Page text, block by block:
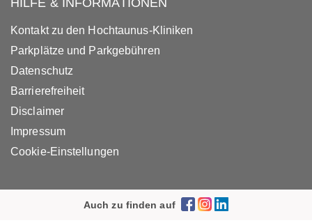
Kontakt zu den Hochtaunus-Kliniken
Parkplätze und Parkgebühren
Datenschutz
Barrierefreiheit
Disclaimer
Impressum
Cookie-Einstellungen
Auch zu finden auf